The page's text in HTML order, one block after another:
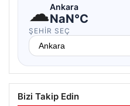
☁Ankara
NaN°C
ŞEHIR SEÇ
Bizi Takip Edin